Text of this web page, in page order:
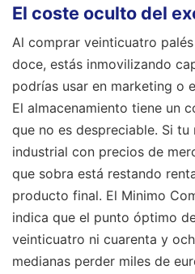
El coste oculto del
Al comprar veinticuatro
doce, estás inmovilizando
podrías usar en marketing o
El almacenamiento tiene un
que no es despreciable. Si
industrial con precios de
que sobra está restando
producto final. El Minimo
indica que el punto óptimo
veinticuatro ni cuarenta y
medianas perder miles de